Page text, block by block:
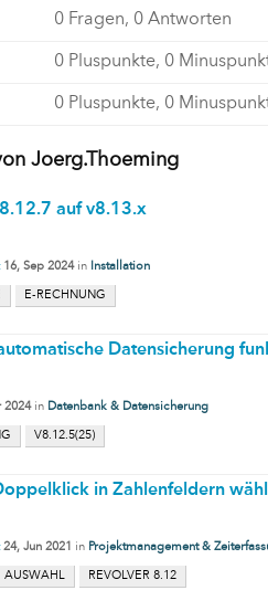
0 Fragen, 0 Antworten
0 Pluspunkte, 0
0 Pluspunkte, 0
Joerg.Thoeming
auf v8.13.x
16, Sep 2024 in Installation
E-RECHNUNG
Datensicherung
2024 in Datenbank & Datensicherung
V8.12.5(25)
in Zahlenfeldern
24, Jun 2021 in Projektmanagement &
AUSWAHL REVOLVER 8.12